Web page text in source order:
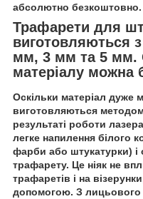
абсолютно безкоштовно.
Трафарети для
виготовляються
мм, 3 мм та 5 мм.
матеріалу можна
Оскільки матеріал дуже
виготовляються
результаті роботи
легке напилення білого
фарби або штукатурки) і
трафарету. Це ніяк не
трафаретів і на
допомогою. З лицьового